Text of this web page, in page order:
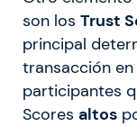
son los Trust
principal
transacción
participantes
Scores altos